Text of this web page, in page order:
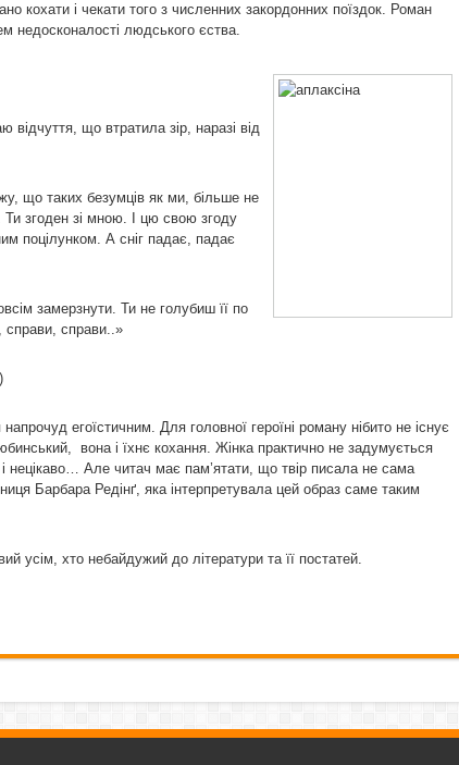
кохати і чекати того з численних закордонних поїздок. Роман
недосконалості людського єства.
що втратила зір, наразі від
що таких безумців як ми, більше не
Ти згоден зі мною. І цю свою згоду
поцілунком. А сніг падає, падає
замерзнути. Ти не голубиш її по
справи, справи..»
егоїстичним. Для головної героїні роману нібито не існує
вона і їхнє кохання. Жінка практично не задумується
нецікаво… Але читач має пам’ятати, що твір писала не сама
Барбара Редінґ, яка інтерпретувала цей образ саме таким
усім, хто небайдужий до літератури та її постатей.